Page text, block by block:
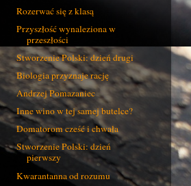
Rozerwać się z klasą
Przyszłość wynaleziona w
przeszłości
Stworzenie Polski: dzień drugi
Biologia przyznaje rację
Andrzej Pomazaniec
Inne wino w tej samej butelce?
Domatorom cześć i chwała
Stworzenie Polski: dzień
pierwszy
Kwarantanna od rozumu